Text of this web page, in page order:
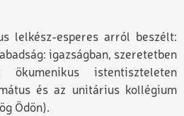
lelkész-esperes arról beszélt:
igazságban, szeretetben
istentiszteleten
és az unitárius kollégium
Ödön).